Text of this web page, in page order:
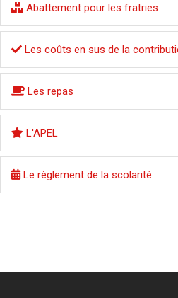
Abattement pour les fratries
Les coûts en sus de la
Les repas
L'APEL
Le règlement de la scolarité